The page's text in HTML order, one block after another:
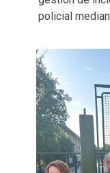
policial